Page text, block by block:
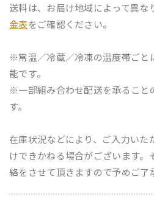
送料は、お届け地域によって異な
金表をご確認ください。
※常温／冷蔵／冷凍の温度帯ごと
能です。
※一部組み合わせ配送を承ること
す。
在庫状況などにより、ご入力いた
けできかねる場合がございます
絡をさせて頂きますので予めご了